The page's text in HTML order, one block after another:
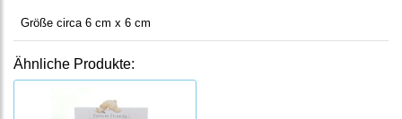
Größe circa 6 cm x 6 cm
Ähnliche Produkte: